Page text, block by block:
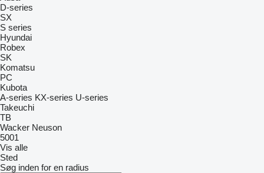
D-series
SX
S series
Hyundai
Robex
SK
Komatsu
PC
Kubota
A-series KX-series U-series
Takeuchi
TB
Wacker Neuson
5001
Vis alle
Sted
Søg inden for en radius